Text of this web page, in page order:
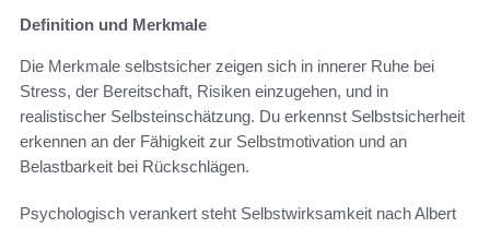
Definition und Merkmale
Die Merkmale selbstsicher zeigen sich in innerer Ruhe bei
Stress, der Bereitschaft, Risiken einzugehen, und in
realistischer Selbsteinschätzung. Du erkennst Selbstsicherheit
erkennen an der Fähigkeit zur Selbstmotivation und an
Belastbarkeit bei Rückschlägen.
Psychologisch verankert steht Selbstwirksamkeit nach Albert